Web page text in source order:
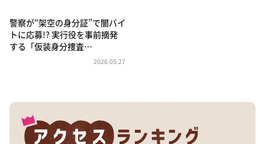
相席食堂
これ余談なんですけど・・・
～人生密着トークバラエティ！～ やすとものいたっ
河合＆A.B.C-Z塚田×福井アナ「なんでやねん！？」
（news おかえり）
警察が“架空の身分証”で闇バイ
トに応募!? 実行役を事前摘発
する「仮装身分捜査…
2026.05.27